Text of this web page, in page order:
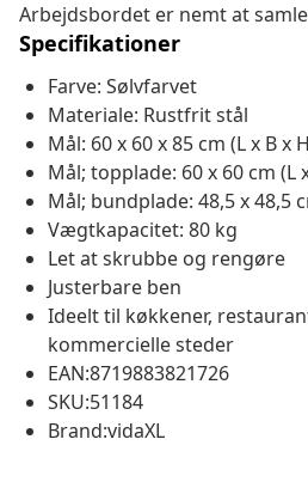
Arbejdsbordet er nemt at
Specifikationer
Farve: Sølvfarvet
Materiale: Rustfrit stål
Mål: 60 x 60 x 85 cm (L x B x
Mål; topplade: 60 x 60 cm (L
Mål; bundplade: 48,5 x 48,5
Vægtkapacitet: 80 kg
Let at skrubbe og rengøre
Justerbare ben
Ideelt til køkkener,
kommercielle steder
EAN:8719883821726
SKU:51184
Brand:vidaXL